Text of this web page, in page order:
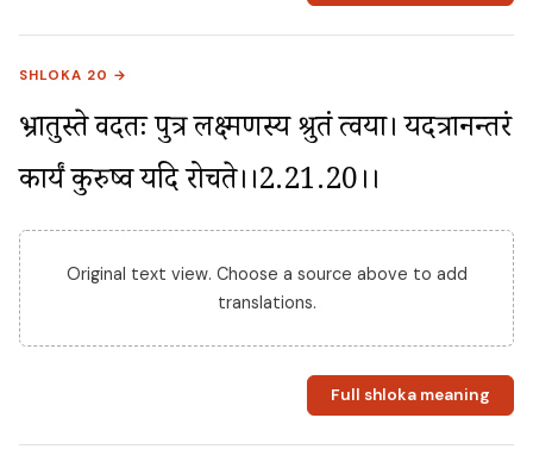
SHLOKA 20 →
भ्रातुस्ते वदतः पुत्र लक्ष्मणस्य श्रुतं त्वया। यदत्रानन्तरं
कार्यं कुरुष्व यदि रोचते।।2.21.20।।
Original text view. Choose a source above to add
translations.
Full shloka meaning